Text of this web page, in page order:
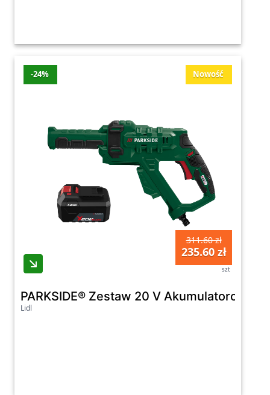
Nowość
-24%
311.60 zł
235.60 zł
szt
PARKSIDE® Zestaw 20 V Akumulatorowa
Lidl